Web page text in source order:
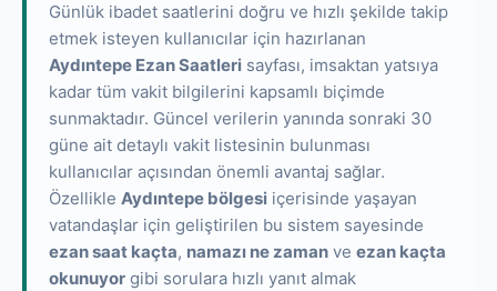
Günlük ibadet saatlerini doğru ve hızlı şekilde takip
etmek isteyen kullanıcılar için hazırlanan
Aydıntepe Ezan Saatleri sayfası, imsaktan yatsıya
kadar tüm vakit bilgilerini kapsamlı biçimde
sunmaktadır. Güncel verilerin yanında sonraki 30
güne ait detaylı vakit listesinin bulunması
kullanıcılar açısından önemli avantaj sağlar.
Özellikle Aydıntepe bölgesi içerisinde yaşayan
vatandaşlar için geliştirilen bu sistem sayesinde
ezan saat kaçta, namazı ne zaman ve ezan kaçta
okunuyor gibi sorulara hızlı yanıt almak